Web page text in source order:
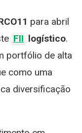
para abril
FII logístico.
portfólio de alta
como uma
diversificação